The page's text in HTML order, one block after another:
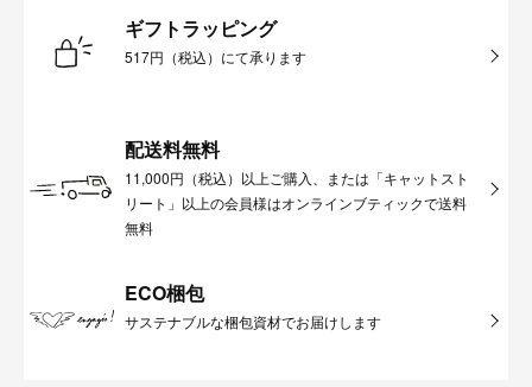
ギフトラッピング
517円（税込）にて承ります
配送料無料
11,000円（税込）以上ご購入、または「キャットスト
リート」以上の会員様はオンラインブティックで送料
無料
ECO梱包
サステナブルな梱包資材でお届けします